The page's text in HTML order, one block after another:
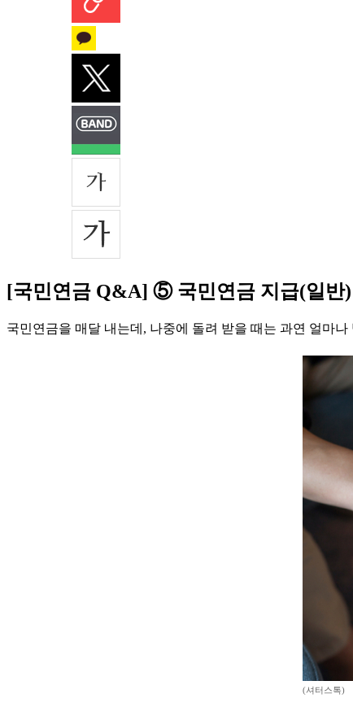
[국민연금 Q&A] ⑤ 국민연금 지급(일반)
국민연금을 매달 내는데, 나중에 돌려 받을 때는 과연 얼마
(셔터스톡)